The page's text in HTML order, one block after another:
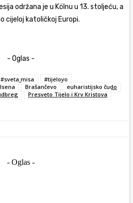
održana je u Kölnu u 13. stoljeću, a
cijeloj katoličkoj Europi.
- Oglas -
#sveta misa
#tijelovo
Brašančevo
euharistijsko čudo
Presveto Tijelo i Krv Kristova
- Oglas -